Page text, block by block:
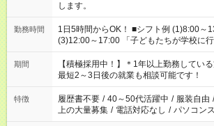
します。
勤務時間
1日5時間からOK！ ■シフト例 (1)8:00～13:00 (2)10:00～15:00
(3)12:00～17:00 「子どもたちが学校に行く間だけ働きたい」
「余裕を持って夕飯の準備がしたい」 「
はプライベートの時間にしたい」 など
いね。 ※Wワーク希望の方へ 今ご覧のお仕事で希望する勤務時
間と、もう1つのお仕事の勤務時間。 合
場合は応募できません。
期間
【積極採用中！】＊1年以上勤務してい
最短2～3日後の就業も相談可能です！
特徴 履歴書不要 / 40～50代活躍中 / 服装自由 /
上の大量募集 / 電話対応なし / パソコン